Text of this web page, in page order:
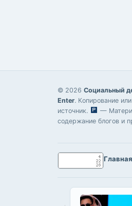
© 2026 Социальный
Enter. Копирование
источник.
—
содержание блогов и
Главная